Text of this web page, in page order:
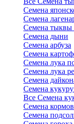
Семена
Семена
Семена тыквы
Семена дыни
Семена арбуза
Семена
Семена лука
Семена лука
Семена
Семена
Все Семена
Семена
Семена